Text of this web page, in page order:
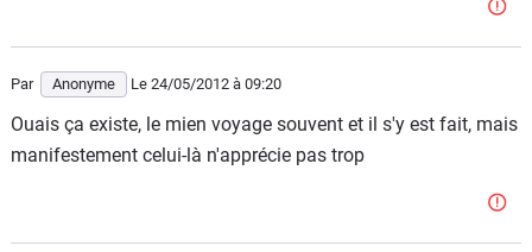
Par Anonyme Le 24/05/2012 à 09:20
Ouais ça existe, le mien voyage souvent et il s'y est fait, mais
manifestement celui-là n'apprécie pas trop